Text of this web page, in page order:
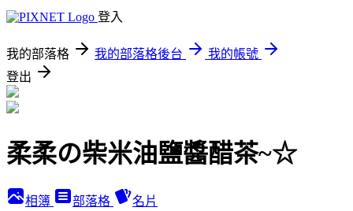
登入
我的部落格 我的部落格後台
我的帳號
登出
柔柔の柴米油鹽醬醋茶~☆
相簿 部落格 名片